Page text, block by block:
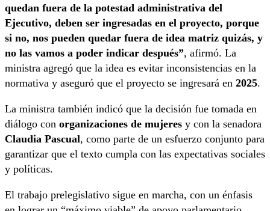
quedan fuera de la potestad administrativa del
Ejecutivo, deben ser ingresadas en el proyecto, porque
si no, nos pueden quedar fuera de idea matriz quizás, y
no las vamos a poder indicar después”, afirmó. La
ministra agregó que la idea es evitar inconsistencias en la
normativa y aseguró que el proyecto se ingresará en 2025.
La ministra también indicó que la decisión fue tomada en
diálogo con organizaciones de mujeres y con la senadora
Claudia Pascual, como parte de un esfuerzo conjunto para
garantizar que el texto cumpla con las expectativas sociales
y políticas.
El trabajo prelegislativo sigue en marcha, con un énfasis